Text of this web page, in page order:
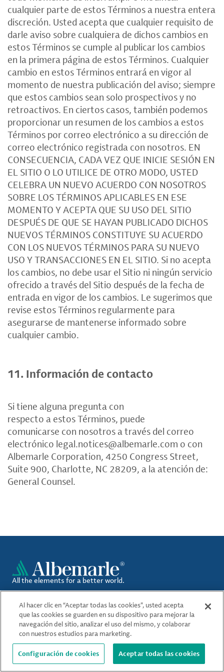
cualquier parte de estos Términos a nuestra entera
discreción. Usted acepta que cualquier requisito de
darle aviso sobre cualquiera de dichos cambios en
estos Términos se cumple al publicar los cambios
en la primera página de estos Términos. Cualquier
cambio en estos Términos entrará en vigor al
momento de nuestra publicación del aviso; siempre
que estos cambios sean solo prospectivos y no
retroactivos. En ciertos casos, también podemos
proporcionar un resumen de los cambios a estos
Términos por correo electrónico a su dirección de
correo electrónico registrada con nosotros. EN
CONSECUENCIA, CADA VEZ QUE INICIE SESIÓN EN
EL SITIO O LO UTILICE DE OTRO MODO, USTED
CELEBRA UN NUEVO ACUERDO CON NOSOTROS
SOBRE LOS TÉRMINOS APLICABLES EN ESE
MOMENTO Y ACEPTA QUE SU USO DEL SITIO
DESPUÉS DE QUE SE HAYAN PUBLICADO DICHOS
NUEVOS TÉRMINOS CONSTITUYE SU ACUERDO
CON LOS NUEVOS TÉRMINOS PARA SU NUEVO
USO Y TRANSACCIONES EN EL SITIO. Si no acepta
los cambios, no debe usar el Sitio ni ningún servicio
ofrecido a través del Sitio después de la fecha de
entrada en vigor de los cambios. Le sugerimos que
revise estos Términos regularmente para
asegurarse de mantenerse informado sobre
cualquier cambio.
11. Información de contacto
Si tiene alguna pregunta con
respecto a estos Términos, puede
comunicarse con nosotros a través del correo
electrónico legal.notices@albemarle.com o con
Albemarle Corporation, 4250 Congress Street,
Suite 900, Charlotte, NC 28209, a la atención de:
General Counsel.
All the elements for a better world.
Facebook
Instagram
LinkedIn
YouTube
Quiénes somos
Ubicaciones
Al hacer clic en “Aceptar todas las cookies”, usted acepta
que las cookies se guarden en su dispositivo para mejorar la
navegación del sitio, analizar el uso del mismo, y colaborar
con nuestros estudios para marketing.
Configuración de cookies Aceptar todas las cookies